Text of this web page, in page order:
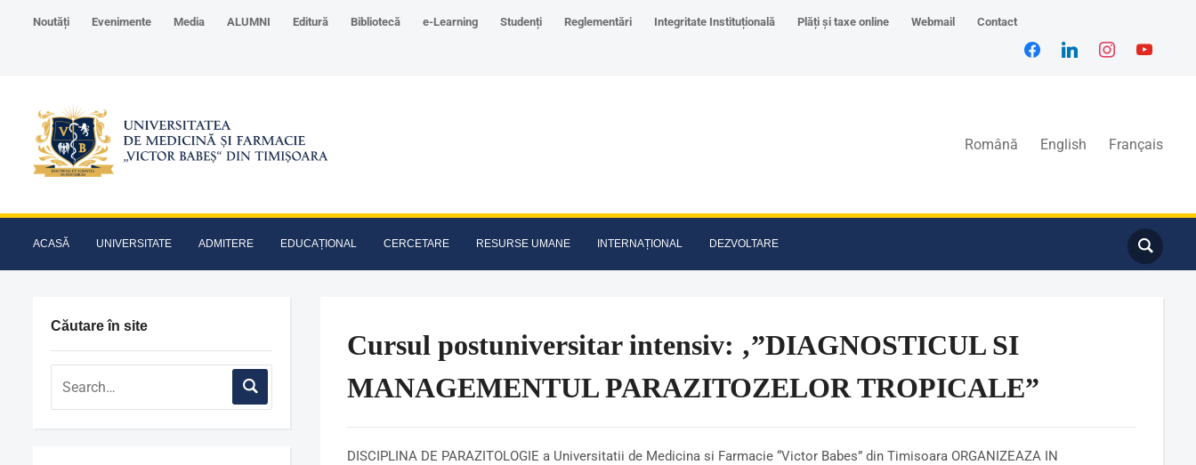
Noutăți Evenimente Media ALUMNI Editură Bibliotecă e-Learning Studenți Reglementări Integritate Instituțională Plăți și taxe online Webmail Contact
Română English Français
ACASĂ UNIVERSITATE ADMITERE EDUCAȚIONAL CERCETARE RESURSE UMANE INTERNAȚIONAL DEZVOLTARE
Căutare în site
Cursul postuniversitar intensiv: ‚”DIAGNOSTICUL SI
MANAGEMENTUL PARAZITOZELOR TROPICALE”
DISCIPLINA DE PARAZITOLOGIE a Universitatii de Medicina si Farmacie“Victor Babes” din Timisoara ORGANIZEAZA IN